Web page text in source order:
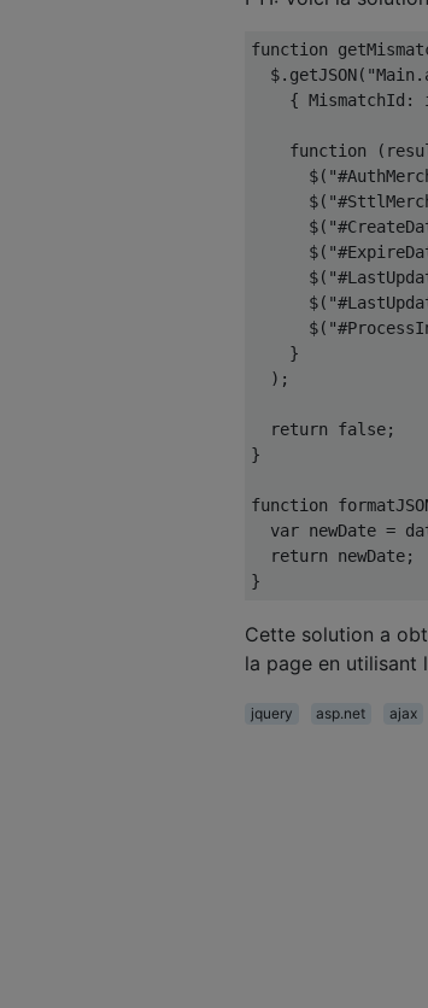
function
  $
. getJSON(
{ MismatchId :
function (
      $
(
      $
(
      $
(
      $
(
      $
(
      $
(
      $
(
}
);
return false;
}
function
var newDate =
return newDate;
}
Cette solution a
la page en utilisant
jquery asp.net ajax